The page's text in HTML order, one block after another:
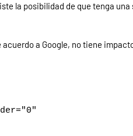
la posibilidad de que tenga
a Google, no tiene